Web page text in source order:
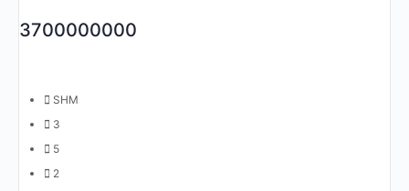
3700000000
SHM
3
5
2